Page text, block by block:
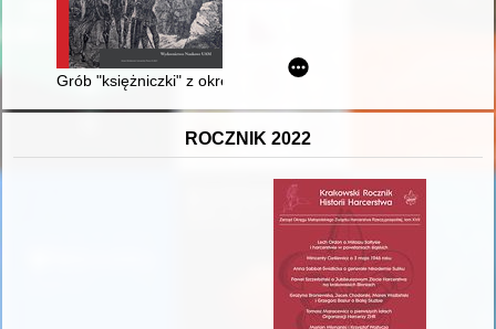
Grób "księżniczki" z okresu rzymskiego z miejscowości
ROCZNIK 2022